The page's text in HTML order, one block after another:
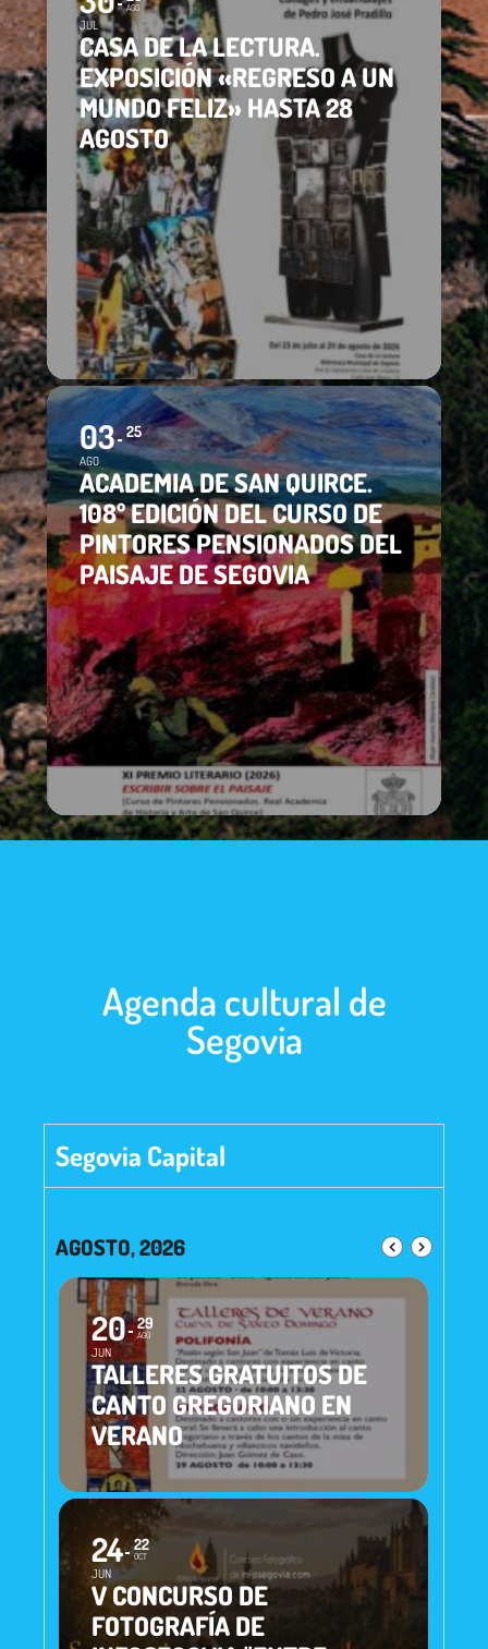
JUL
AGO
CASA DE LA LECTURA.
EXPOSICIÓN «REGRESO A UN
MUNDO FELIZ» HASTA 28
AGOSTO
03
AGO
25
ACADEMIA DE SAN QUIRCE.
108º EDICIÓN DEL CURSO DE
PINTORES PENSIONADOS DEL
PAISAJE DE SEGOVIA
Agenda cultural de
Segovia
Segovia Capital
AGOSTO, 2026
20
JUN
29
AGO
TALLERES GRATUITOS DE
CANTO GREGORIANO EN
VERANO
24
JUN
22
OCT
V CONCURSO DE
FOTOGRAFÍA DE